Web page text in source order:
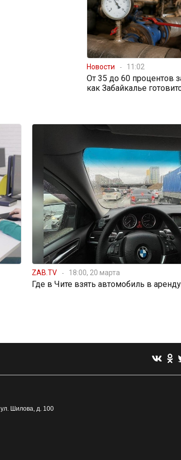
Новости 11:02
От 35 до 60 процентов
как Забайкалье
ZAB.TV 18:00, 20 марта
Где в Чите взять автомобиль в
ул. Шилова, д. 100